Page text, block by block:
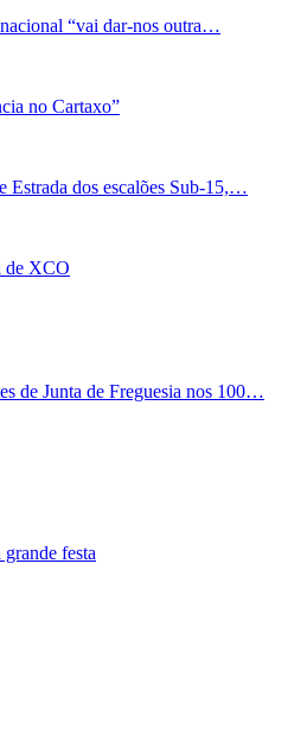
“vai dar-nos outra…
no Cartaxo”
Estrada dos escalões Sub-15,…
de XCO
de Junta de Freguesia nos 100…
festa